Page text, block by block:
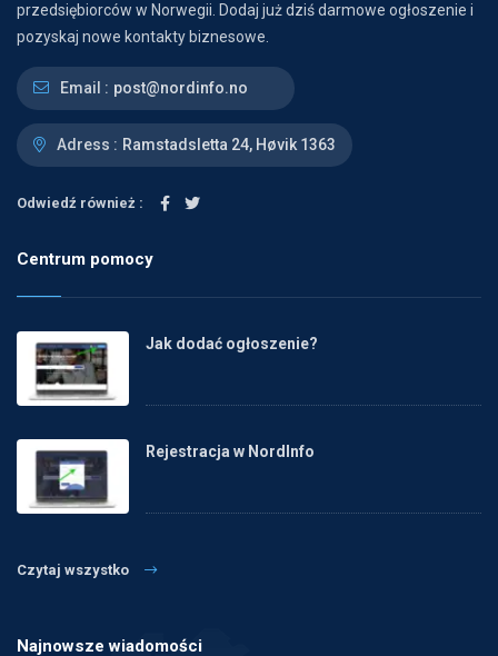
przedsiębiorców w Norwegii. Dodaj już dziś darmowe ogłoszenie i
pozyskaj nowe kontakty biznesowe.
Email : post@nordinfo.no
Adress : Ramstadsletta 24, Høvik 1363
Odwiedź również :
Centrum pomocy
Jak dodać ogłoszenie?
Rejestracja w NordInfo
Czytaj wszystko
Najnowsze wiadomości